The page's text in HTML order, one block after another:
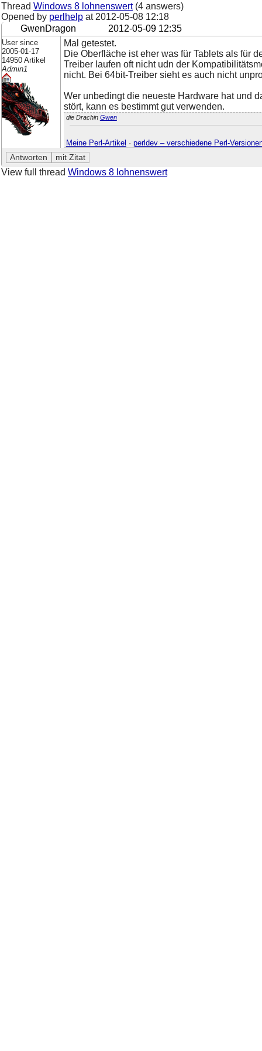
Thread Windows 8 lohnenswert(4 answers)
Opened by perlhelp at 2012-05-08 12:18
GwenDragon
2012-05-09 12:35
User since
2005-01-17
14950 Artikel
Admin1
Mal getestet.
Die Oberfläche ist eher was für Tablets als für
Treiber laufen oft nicht udn der
nicht. Bei 64bit-Treiber sieht es auch nicht
Wer unbedingt die neueste Hardware hat und
stört, kann es bestimmt gut verwenden.
die Drachin Gwen
Meine Perl-Artikel · perldev – verschiedene Perl-
View full thread Windows 8 lohnenswert